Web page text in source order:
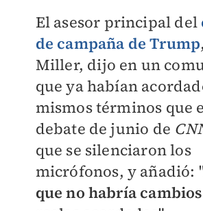
El asesor principal del
de campaña de Trump
Miller, dijo en un
que ya habían
mismos términos que
debate de junio de
que se silenciaron los
micrófonos, y añadió:
que no habría cambios